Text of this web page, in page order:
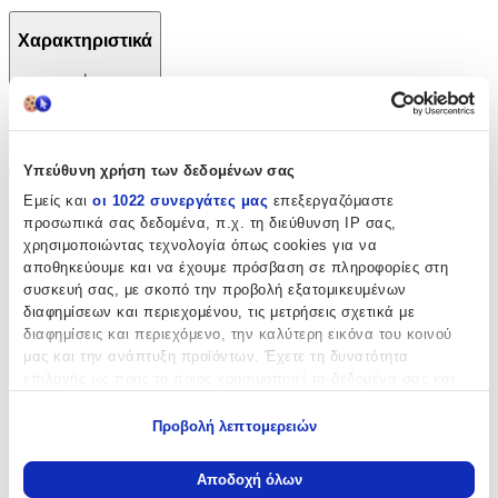
Υπεύθυνη χρήση των δεδομένων σας
Εμείς και οι 1022 συνεργάτες μας επεξεργαζόμαστε
προσωπικά σας δεδομένα, π.χ. τη διεύθυνση IP σας,
χρησιμοποιώντας τεχνολογία όπως cookies για να
αποθηκεύουμε και να έχουμε πρόσβαση σε πληροφορίες στη
συσκευή σας, με σκοπό την προβολή εξατομικευμένων
διαφημίσεων και περιεχομένου, τις μετρήσεις σχετικά με
διαφημίσεις και περιεχόμενο, την καλύτερη εικόνα του κοινού
μας και την ανάπτυξη προϊόντων. Έχετε τη δυνατότητα
Να συλλέξουμε πληροφορίες σχετικά με τη γεωγραφική
σας τοποθεσία, οι οποίες μπορεί να είναι ακριβείς σε
Προβολή λεπτομερειών
Αποδοχή όλων
Χαρακτηριστικά
+
Χαρακτηριστικά
Φύλο:
Κορίτσι
Χρώμα:
Εκρού
Τεμάχια
6
Εσώρουχο